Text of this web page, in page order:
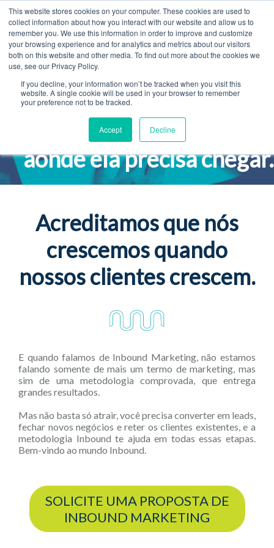
This website stores cookies on your computer. These cookies are used to
collect information about how you interact with our website and allow us to
remember you. We use this information in order to improve and customize
your browsing experience and for analytics and metrics about our visitors
both on this website and other media. To find out more about the cookies we
use, see our Privacy Policy.
If you decline, your information won’t be tracked when you visit this
website. A single cookie will be used in your browser to remember
your preference not to be tracked.
Accept Decline
INBOUND
MARKETING
Levamos sua empresa
aonde ela precisa
Acreditamos que nós
crescemos quando
nossos clientes crescem.
E quando falamos de Inbound Marketing, não estamos
falando somente de mais um termo de marketing, mas
sim de uma metodologia comprovada, que entrega
grandes resultados.
Mas não basta só atrair, você precisa converter em leads,
fechar novos negócios e reter os clientes existentes, e a
metodologia Inbound te ajuda em todas essas etapas.
Bem-vindo ao mundo Inbound.
SOLICITE UMA PROPOSTA DE
INBOUND MARKETING